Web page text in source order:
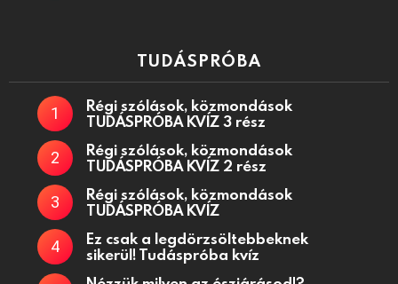
TUDÁSPRÓBA
Régi szólások, közmondások
TUDÁSPRÓBA KVÍZ 3 rész
Régi szólások, közmondások
TUDÁSPRÓBA KVÍZ 2 rész
Régi szólások, közmondások
TUDÁSPRÓBA KVÍZ
Ez csak a legdörzsöltebbeknek
sikerül! Tudáspróba kvíz